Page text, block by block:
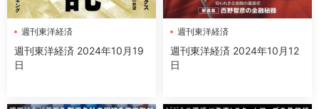
週刊東洋経済
週刊東洋経済 2024年10月19
日
週刊東洋経済
週刊東洋経済 2024年10月12
日